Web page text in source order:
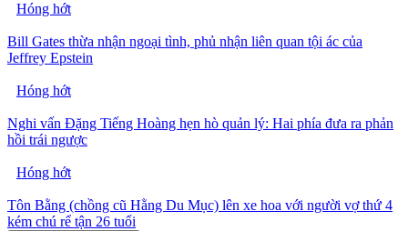
Hóng hớt
Bill Gates thừa nhận ngoại tình, phủ nhận liên quan tội ác của
Jeffrey Epstein
Hóng hớt
Nghi vấn Đặng Tiếng Hoàng hẹn hò quản lý: Hai phía đưa ra phản
hồi trái ngược
Hóng hớt
Tôn Bằng (chồng cũ Hằng Du Mục) lên xe hoa với người vợ thứ 4
kém chú rể tận 26 tuổi